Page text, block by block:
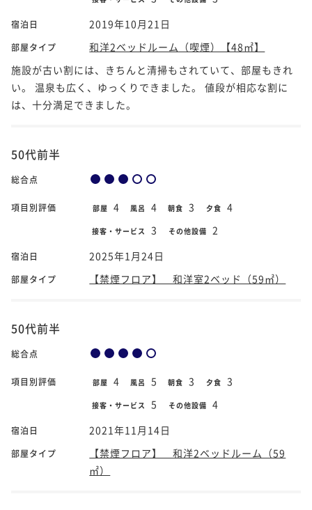
宿泊日 2019年10月21日
部屋タイプ
和洋2ベッドルーム（喫煙）【48㎡】
施設が古い割には、きちんと清掃もされていて、部屋もきれ
い。 温泉も広く、ゆっくりできました。 値段が相応な割に
は、十分満足できました。
50代前半
総合点
項目別評価 部屋 4 風呂 4 朝食 3 夕食 4
接客・サービス 3 その他設備 2
宿泊日 2025年1月24日
部屋タイプ 【禁煙フロア】 和洋室2ベッド（59㎡）
50代前半
総合点
項目別評価 部屋 4 風呂 5 朝食 3 夕食 3
接客・サービス 5 その他設備 4
宿泊日 2021年11月14日
部屋タイプ
【禁煙フロア】 和洋2ベッドルーム（59
㎡）